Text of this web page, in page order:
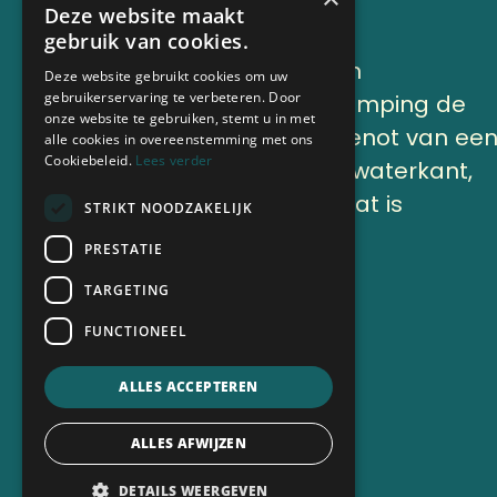
Lekker genieten en
onthaasten op Camping de
Finne onder het genot van een
kop koffie aan de waterkant,
of op ons terras, dat is
vakantie.
Deze website maakt
gebruik van cookies.
Deze website gebruikt cookies om uw
gebruikerservaring te verbeteren. Door
onze website te gebruiken, stemt u in met
alle cookies in overeenstemming met ons
Cookiebeleid. Lees verder
STRIKT NOODZAKELIJK
PRESTATIE
TARGETING
FUNCTIONEEL
ALLES ACCEPTEREN
ALLES AFWIJZEN
DETAILS WEERGEVEN